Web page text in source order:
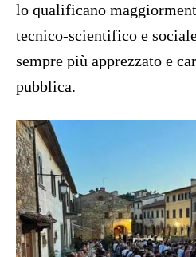
lo qualificano
tecnico-scientifico e
sempre più apprezzato e
pubblica.